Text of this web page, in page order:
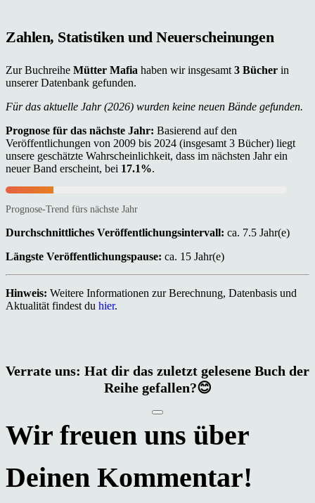
Zahlen, Statistiken und Neuerscheinungen
Zur Buchreihe Mütter Mafia haben wir insgesamt 3 Bücher in
unserer Datenbank gefunden.
Für das aktuelle Jahr (2026) wurden keine neuen Bände gefunden.
Prognose für das nächste Jahr: Basierend auf den
Veröffentlichungen von 2009 bis 2024 (insgesamt 3 Bücher) liegt
unsere geschätzte Wahrscheinlichkeit, dass im nächsten Jahr ein
neuer Band erscheint, bei 17.1%.
Prognose-Trend fürs nächste Jahr
Durchschnittliches Veröffentlichungsintervall: ca. 7.5 Jahr(e)
Längste Veröffentlichungspause: ca. 15 Jahr(e)
Hinweis: Weitere Informationen zur Berechnung, Datenbasis und
Aktualität findest du hier.
Verrate uns: Hat dir das zuletzt gelesene Buch der
Reihe gefallen?😊